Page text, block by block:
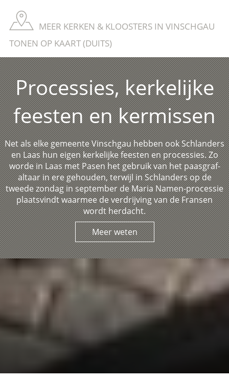
MEER KERKEN & KLOOSTERS IN VINSCHGAU
TONEN OP KAART (DUITS)
Processies, kerkelijke
feesten en kermissen
Net als elke gemeente Vinschgau hebben ook Schlanders
en Laas hun eigen kerkelijke feesten en processies. Zo
worde in Laas met Pasen het gebruik van het paasgraf-
altaar in ere gehouden, terwijl in Schlanders op de
tweede zondag in september de Maria Namen-processie
plaatsvindt waarmee de verdrijving van de Fransen
wordt herdacht.
Meer weten